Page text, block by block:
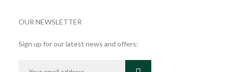
OUR NEWSLETTER
Sign up for our latest news and offers: